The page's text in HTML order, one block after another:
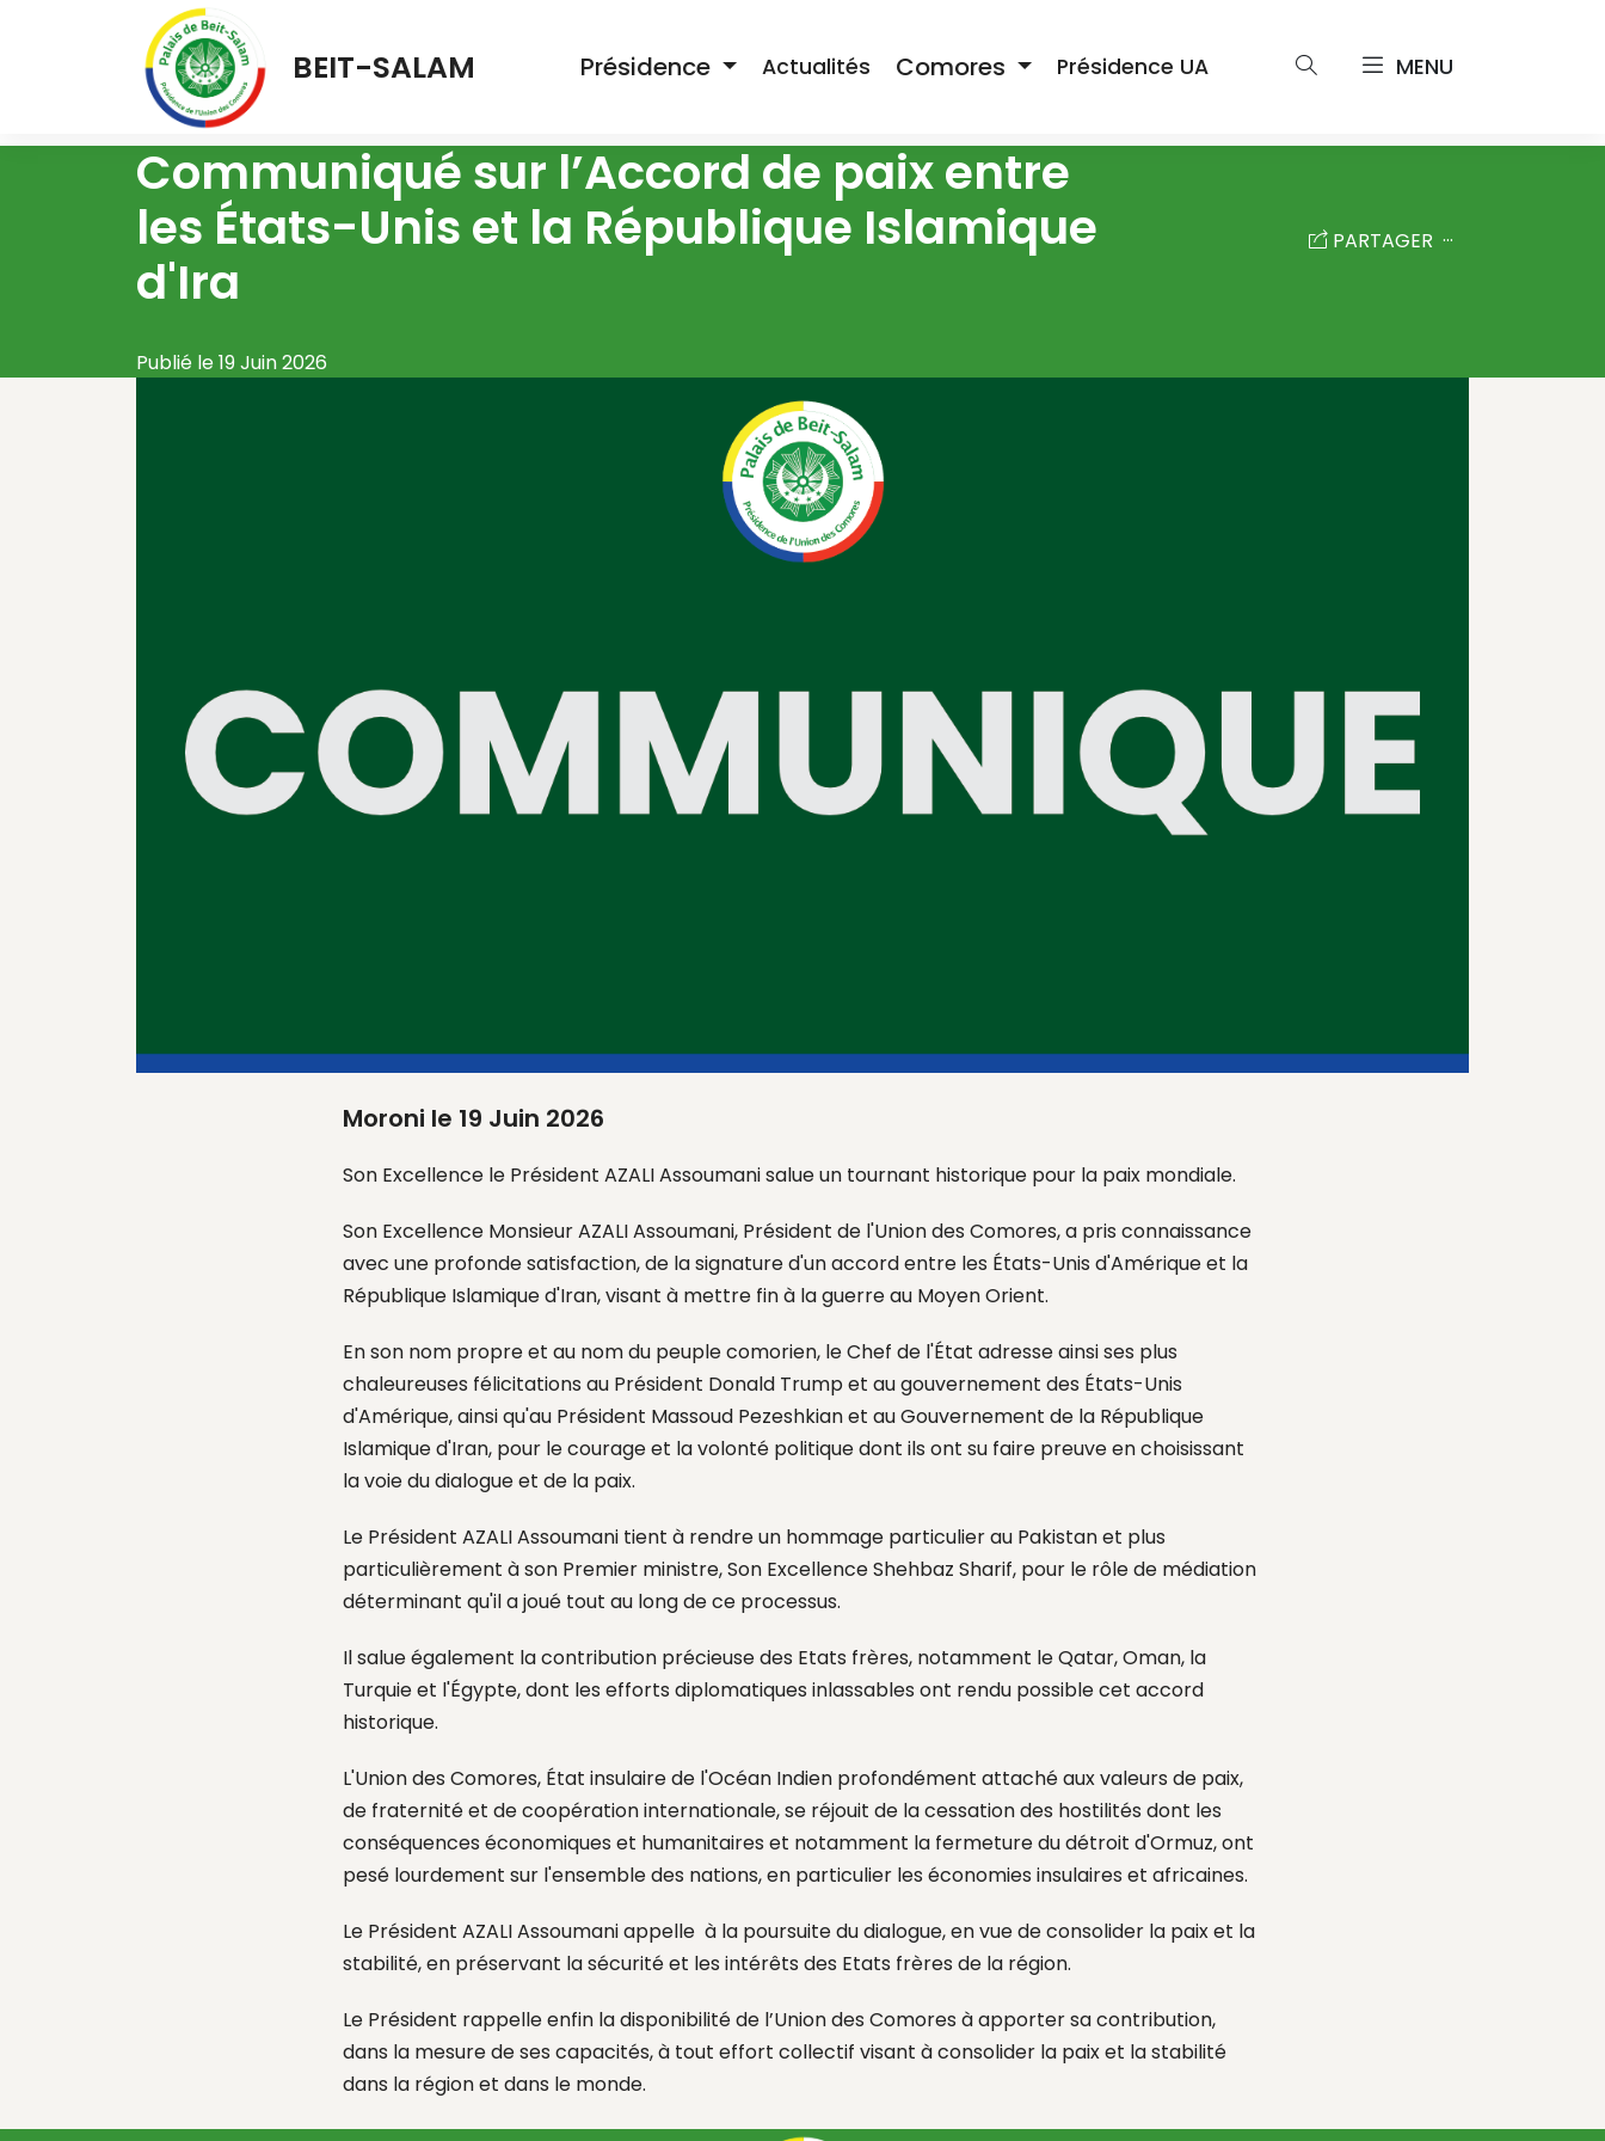
BEIT-SALAM Présidence Actualités Comores Présidence UA MENU
Communiqué sur l’Accord de paix entre
les États-Unis et la République Islamique
d'Ira
Publié le 19 Juin 2026
PARTAGER
Moroni le 19 Juin 2026
Son Excellence le Président AZALI Assoumani salue un tournant historique pour la paix mondiale.
Son Excellence MonsieurAZALI Assoumani, Président de l'Union des Comores, a pris connaissance
avec une profonde satisfaction,de la signatured'un accord entre les États-Unis d'Amérique et la
République Islamique d'Iran, visant à mettre finà la guerre au Moyen Orient.
En son nom propre et au nom du peuple comorien, le Chef de l'État adresseainsises plus
chaleureuses félicitations au Président Donald Trumpet au gouvernement des États-Unis
d'Amérique, ainsi qu'au Président Massoud Pezeshkianet au Gouvernement de la République
Islamique d'Iran, pour le courage et la volonté politique dont ils ont su faire preuve en choisissant
la voie du dialogue et de la paix.
Le Président AZALI Assoumani tient à rendre un hommage particulier au Pakistan et plus
particulièrement à son Premier ministre, Son ExcellenceShehbaz Sharif, pour le rôle de médiation
déterminant qu'il a joué tout au long de ce processus.
Il salue également la contribution précieuse des Etats frères, notamment le Qatar, Oman, la
Turquie et l'Égypte, dont les efforts diplomatiques inlassables ont rendu possible cet accord
historique.
L'Union des Comores, État insulaire de l'Océan Indien profondément attaché aux valeurs de paix,
de fraternité et de coopération internationale,se réjouit de la cessation des hostilités dont les
conséquences économiques et humanitaires et notamment la fermeture du détroit d'Ormuz, ont
pesé lourdement sur l'ensemble des nations,en particulier les économies insulaires et africaines.
Le Président AZALI Assoumani appelle à la poursuite dudialogue, en vue de consolider la paixet la
stabilité,en préservant la sécurité et les intérêts des Etats frères de la région.
Le Président rappelle enfin la disponibilitéde l’Union des Comores à apportersacontribution,
dans la mesure deses capacités, à tout effort collectif visant à consolider la paix et la stabilité
dans la région et dans le monde.